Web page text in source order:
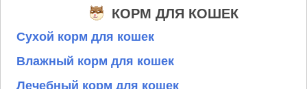
КОРМ ДЛЯ КОШЕК
Сухой корм для кошек
Влажный корм для кошек
Лечебный корм для кошек